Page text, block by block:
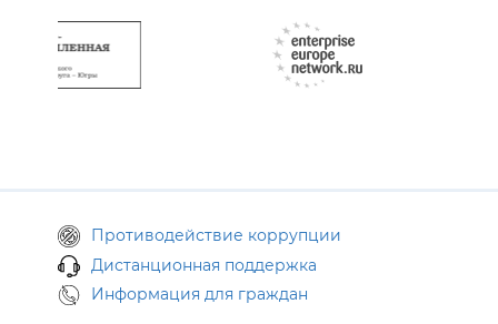
Противодействие коррупции
Дистанционная поддержка
Информация для граждан